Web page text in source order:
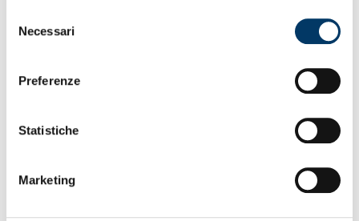
delNecessari
Preferenze
Statistiche
Marketing